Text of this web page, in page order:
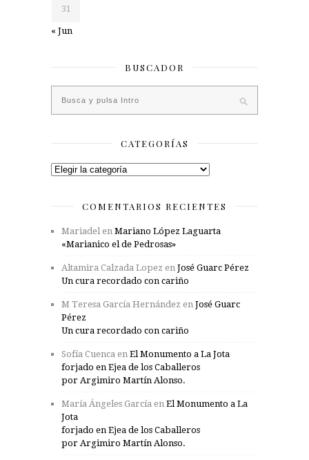
31
« Jun
BUSCADOR
CATEGORÍAS
Categorías
COMENTARIOS RECIENTES
Mariadel en Mariano López Laguarta
«Marianico el de Pedrosas»
Altamira Calzada Lopez en José Guarc Pérez
Un cura recordado con cariño
M Teresa García Hernández en José Guarc
Pérez
Un cura recordado con cariño
Sofía Cuenca en El Monumento a La Jota
forjado en Ejea de los Caballeros
por Argimiro Martín Alonso.
María Ángeles García en El Monumento a La
Jota
forjado en Ejea de los Caballeros
por Argimiro Martín Alonso.